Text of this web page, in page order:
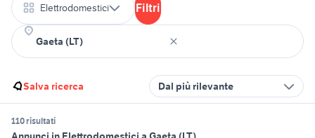
Elettrodomestici Filtri
Salva ricerca Dal più rilevante
110 risultati